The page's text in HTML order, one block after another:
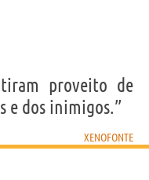
tiram proveito de
e dos inimigos.”
XENOFONTE